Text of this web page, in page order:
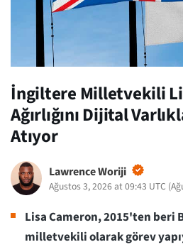
İngiltere Milletvekili
Ağırlığını Dijital
Atıyor
Lawrence Woriji
Ağustos 3, 2026 at 09:43 UTC (
Lisa Cameron, 2015'ten beri
milletvekili olarak görev